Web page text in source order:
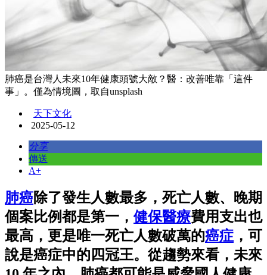
肺癌是台灣人未來10年健康頭號大敵？醫：改善唯靠「這件
事」。僅為情境圖，取自unsplash
天下文化
2025-05-12
分享
傳送
A+
肺癌除了發生人數最多，死亡人數、晚期
個案比例都是第一，健保醫療費用支出也
最高，更是唯一死亡人數破萬的癌症 ，可
說是癌症中的四冠王。從趨勢來看，未來